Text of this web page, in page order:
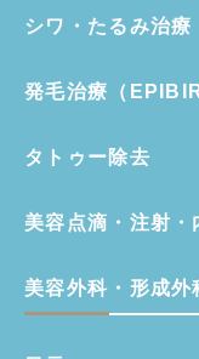
シワ・たるみ治療
発毛治療（
タトゥー除去
美容点滴・注射・
美容外科・形成外